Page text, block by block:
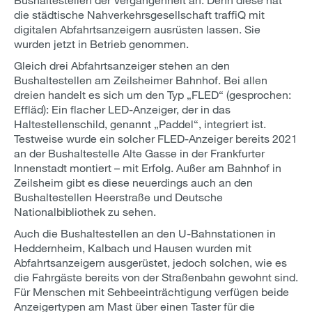
die städtische Nahverkehrsgesellschaft traffiQ mit
digitalen Abfahrtsanzeigern ausrüsten lassen. Sie
wurden jetzt in Betrieb genommen.
Gleich drei Abfahrtsanzeiger stehen an den
Bushaltestellen am Zeilsheimer Bahnhof. Bei allen
dreien handelt es sich um den Typ „FLED“ (gesprochen:
Effläd): Ein flacher LED-Anzeiger, der in das
Haltestellenschild, genannt „Paddel“, integriert ist.
Testweise wurde ein solcher FLED-Anzeiger bereits 2021
an der Bushaltestelle Alte Gasse in der Frankfurter
Innenstadt montiert – mit Erfolg. Außer am Bahnhof in
Zeilsheim gibt es diese neuerdings auch an den
Bushaltestellen Heerstraße und Deutsche
Nationalbibliothek zu sehen.
Auch die Bushaltestellen an den U-Bahnstationen in
Heddernheim, Kalbach und Hausen wurden mit
Abfahrtsanzeigern ausgerüstet, jedoch solchen, wie es
die Fahrgäste bereits von der Straßenbahn gewohnt sind.
Für Menschen mit Sehbeeinträchtigung verfügen beide
Anzeigertypen am Mast über einen Taster für die